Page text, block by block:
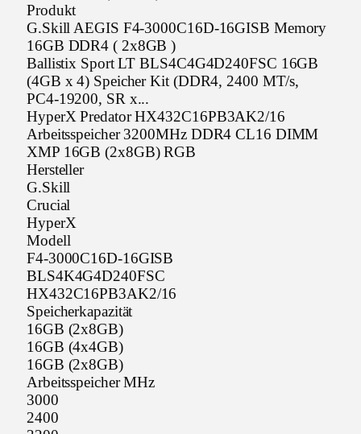
Produkt
G.Skill AEGIS F4-3000C16D-16GISB Memory
16GB DDR4 ( 2x8GB )
Ballistix Sport LT BLS4C4G4D240FSC 16GB
(4GB x 4) Speicher Kit (DDR4, 2400 MT/s,
PC4-19200, SR x...
HyperX Predator HX432C16PB3AK2/16
Arbeitsspeicher 3200MHz DDR4 CL16 DIMM
XMP 16GB (2x8GB) RGB
Hersteller
G.Skill
Crucial
HyperX
Modell
F4-3000C16D-16GISB
BLS4K4G4D240FSC
HX432C16PB3AK2/16
Speicherkapazität
16GB (2x8GB)
16GB (4x4GB)
16GB (2x8GB)
Arbeitsspeicher MHz
3000
2400